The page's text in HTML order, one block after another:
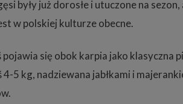
były już dorosłe i utuczone na
w polskiej kulturze obecne.
pojawia się obok karpia jako klasyczna
5 kg, nadziewana jabłkami i